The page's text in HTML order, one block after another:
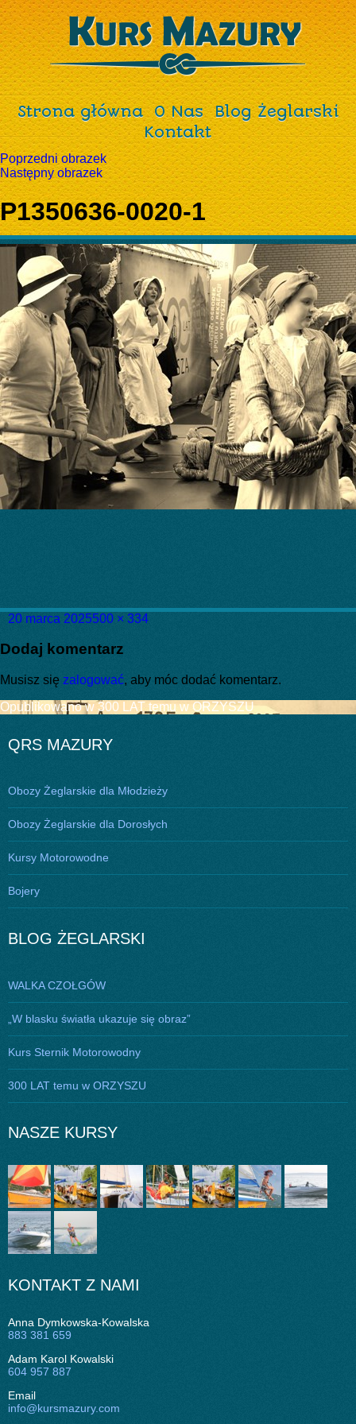
Strona główna O Nas
Blog Żeglarski
Kontakt
Poprzedni obrazek
Następny obrazek
P1350636-0020-1
Data
20 marca 2025Pełny
500 × 334
Dodaj komentarz
Musisz się zalogować, aby móc dodać komentarz.
Nawigacja
Opublikowano w 300 LAT temu w ORZYSZU
QRS MAZURY
Obozy Żeglarskie dla Młodzieży
Obozy Żeglarskie dla Dorosłych
Kursy Motorowodne
Bojery
BLOG ŻEGLARSKI
WALKA CZOŁGÓW
„W blasku światła ukazuje się obraz”
Kurs Sternik Motorowodny
300 LAT temu w ORZYSZU
NASZE KURSY
KONTAKT Z NAMI
Anna Dymkowska-Kowalska
883 381 659
Adam Karol Kowalski
604 957 887
Email
info@kursmazury.com